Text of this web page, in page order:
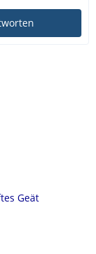
Geät